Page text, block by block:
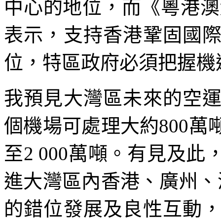
中心的地位，而《粵港
表示，支持香港鞏固國
位，特區政府必須把握機
我預見大灣區未來的空
個機場可處理大約800萬
至2 000萬噸。有見及此
進大灣區內香港、廣州
的錯位發展及良性互動